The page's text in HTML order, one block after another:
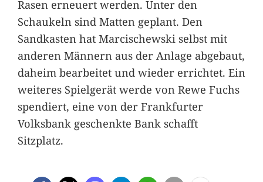
Rasen erneuert werden. Unter den
Schaukeln sind Matten geplant. Den
Sandkasten hat Marcischewski selbst mit
anderen Männern aus der Anlage abgebaut,
daheim bearbeitet und wieder errichtet. Ein
weiteres Spielgerät werde von Rewe Fuchs
spendiert, eine von der Frankfurter
Volksbank geschenkte Bank schafft
Sitzplatz.